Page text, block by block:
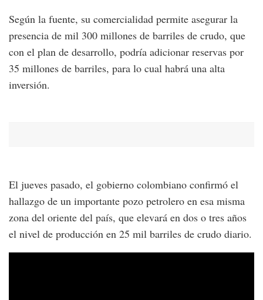
Según la fuente, su comercialidad permite asegurar la
presencia de mil 300 millones de barriles de crudo, que
con el plan de desarrollo, podría adicionar reservas por
35 millones de barriles, para lo cual habrá una alta
inversión.
El jueves pasado, el gobierno colombiano confirmó el
hallazgo de un importante pozo petrolero en esa misma
zona del oriente del país, que elevará en dos o tres años
el nivel de producción en 25 mil barriles de crudo diario.